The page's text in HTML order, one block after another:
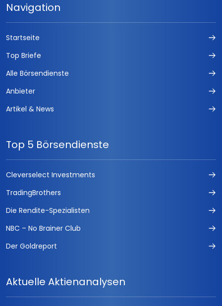
Navigation
Startseite
Top Briefe
Alle Börsendienste
Anbieter
Artikel & News
Top 5 Börsendienste
Cleverselect Investments
TradingBrothers
Die Rendite-Spezialisten
NBC – No Brainer Club
Der Goldreport
Aktuelle Aktienanalysen